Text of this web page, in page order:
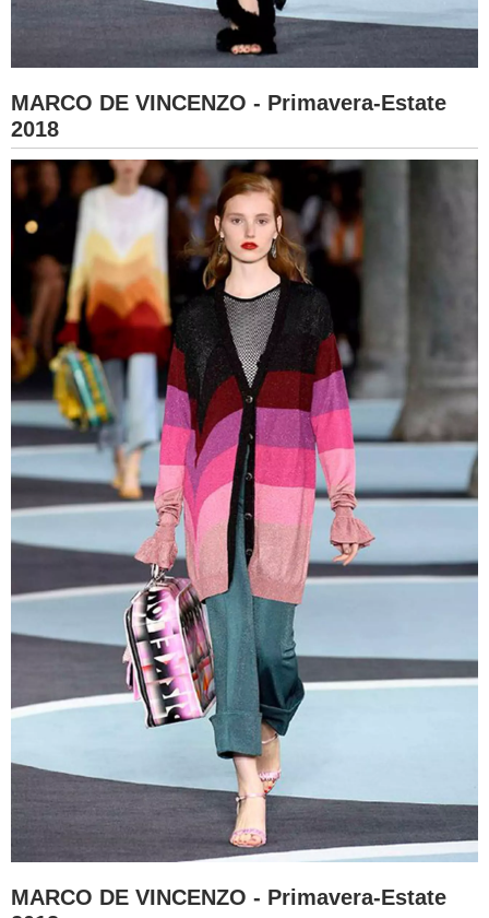
MARCO DE VINCENZO - Primavera-Estate
2018
MARCO DE VINCENZO - Primavera-Estate